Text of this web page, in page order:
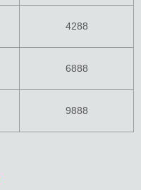
4288
6888
9888